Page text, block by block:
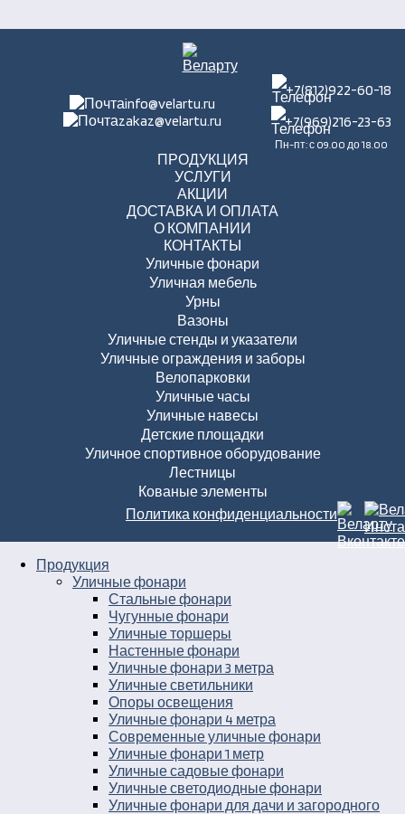
info@velartu.ru
zakaz@velartu.ru
+7(812)922-60-18
+7(969)216-23-63
Пн-пт: с 09.00 до 18.00
ПРОДУКЦИЯ
УСЛУГИ
АКЦИИ
ДОСТАВКА И ОПЛАТА
О КОМПАНИИ
КОНТАКТЫ
Уличные фонари
Уличная мебель
Урны
Вазоны
Уличные стенды и указатели
Уличные ограждения и заборы
Велопарковки
Уличные часы
Уличные навесы
Детские площадки
Уличное спортивное оборудование
Лестницы
Кованые элементы
Политика конфиденциальности
Продукция
Уличные фонари
Стальные фонари
Чугунные фонари
Уличные торшеры
Настенные фонари
Уличные фонари 3 метра
Уличные светильники
Опоры освещения
Уличные фонари 4 метра
Современные уличные фонари
Уличные фонари 1 метр
Уличные садовые фонари
Уличные светодиодные фонари
Уличные фонари для дачи и загородного